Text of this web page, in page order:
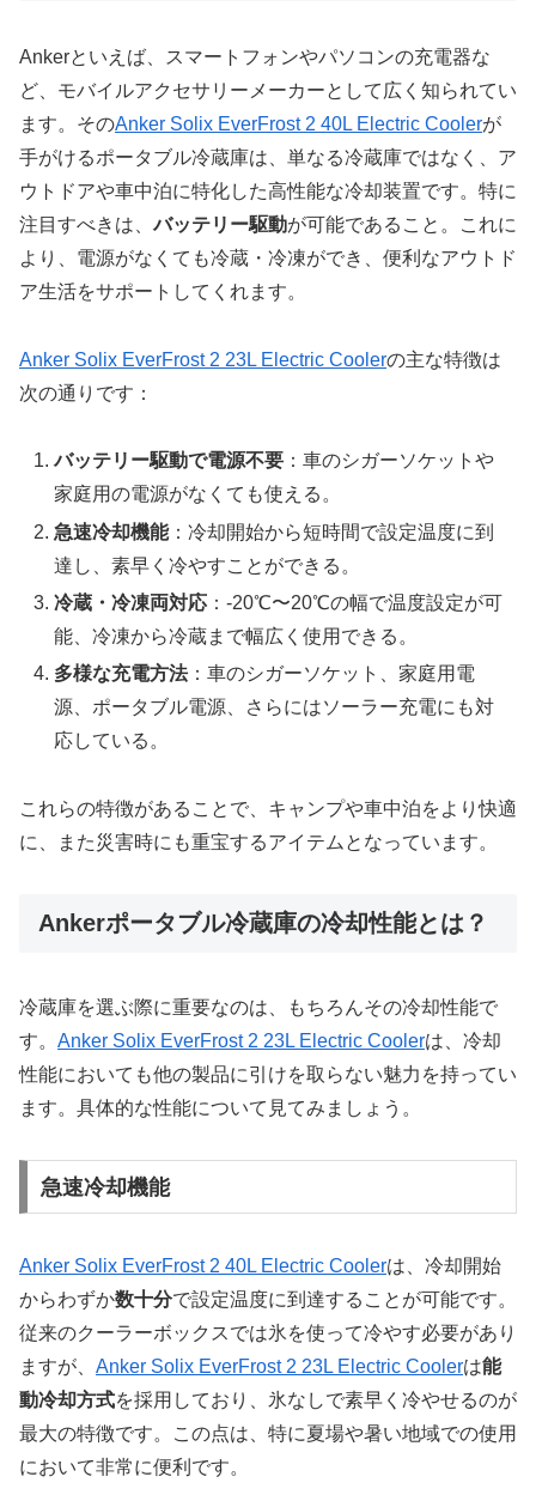
Ankerといえば、スマートフォンやパソコンの充電器な
ど、モバイルアクセサリーメーカーとして広く知られてい
ます。そのAnker Solix EverFrost 2 40L Electric Coolerが
手がけるポータブル冷蔵庫は、単なる冷蔵庫ではなく、ア
ウトドアや車中泊に特化した高性能な冷却装置です。特に
注目すべきは、バッテリー駆動が可能であること。これに
より、電源がなくても冷蔵・冷凍ができ、便利なアウトド
ア生活をサポートしてくれます。
Anker Solix EverFrost 2 23L Electric Coolerの主な特徴は
次の通りです：
バッテリー駆動で電源不要 ：車のシガーソケットや
家庭用の電源がなくても使える。
急速冷却機能：冷却開始から短時間で設定温度に到
達し、素早く冷やすことができる。
冷蔵・冷凍両対応 ：-20℃〜20℃の幅で温度設定が可
能、冷凍から冷蔵まで幅広く使用できる。
多様な充電方法：車のシガーソケット、家庭用電
源、ポータブル電源、さらにはソーラー充電にも対
応している。
これらの特徴があることで、キャンプや車中泊をより快適
に、また災害時にも重宝するアイテムとなっています。
Ankerポータブル冷蔵庫の冷却性能とは？
冷蔵庫を選ぶ際に重要なのは、もちろんその冷却性能で
す。 Anker Solix EverFrost 2 23L Electric Coolerは、冷却
性能においても他の製品に引けを取らない魅力を持ってい
ます。具体的な性能について見てみましょう。
急速冷却機能
Anker Solix EverFrost 2 40L Electric Coolerは、冷却開始
からわずか数十分で設定温度に到達することが可能です。
従来のクーラーボックスでは氷を使って冷やす必要があり
ますが、 Anker Solix EverFrost 2 23L Electric Coolerは能
動冷却方式を採用しており、氷なしで素早く冷やせるのが
最大の特徴です。この点は、特に夏場や暑い地域での使用
において非常に便利です。